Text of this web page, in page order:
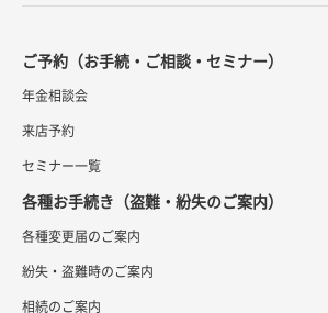
ご予約（お手続・ご相談・セミナー）
年金相談会
来店予約
セミナー一覧
各種お手続き（盗難・紛失のご案内）
各種変更届のご案内
紛失・盗難時のご案内
相続のご案内